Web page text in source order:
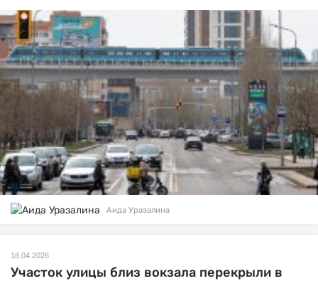
Аида Уразалина
18.04.2026
Участок улицы близ вокзала перекрыли в